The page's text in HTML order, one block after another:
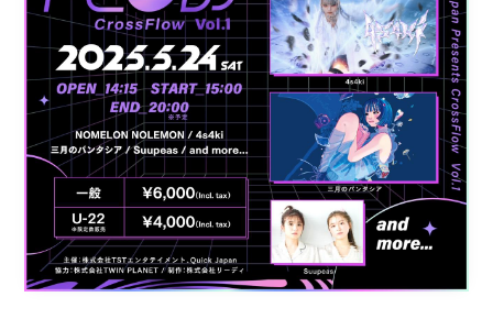
SCHEDULE
MUSIC
VIDEO
BIOGRAPHY
STORE